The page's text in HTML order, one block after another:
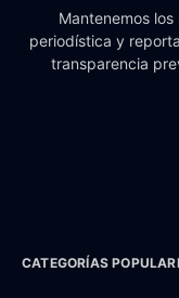
Mantenemos
periodística y
transparencia
CATEGORÍAS